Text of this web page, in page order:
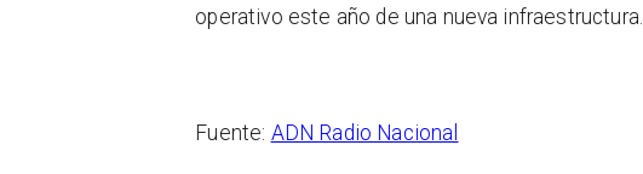
operativo este año de una nueva infraestructura.
Fuente: ADN Radio Nacional